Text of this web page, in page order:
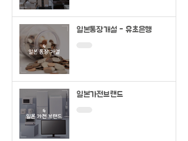
일본통장개설 - 유초은행
일본가전브랜드